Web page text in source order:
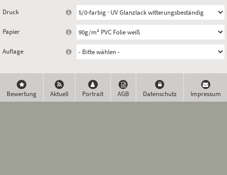
Druck
Papier
Auflage
Bewertung Aktuell Portrait AGB Datenschutz Impressum